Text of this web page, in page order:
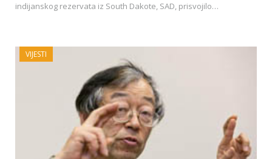
indijanskog rezervata iz South Dakote, SAD, prisvojilo…
VIJESTI